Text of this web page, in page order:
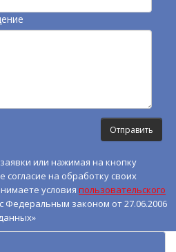
или нажимая на кнопку
на обработку своих
условия пользовательского
Федеральным законом от 27.06.2006